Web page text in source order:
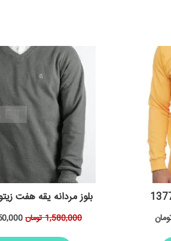
بلوز مردانه یقه هفت
1,580,000تومان